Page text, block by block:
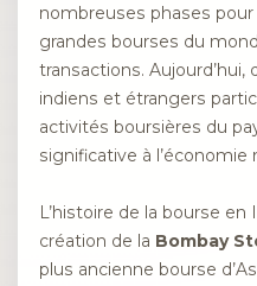
nombreuses phases pour
grandes bourses du
transactions. Aujourd’hui,
indiens et étrangers
activités boursières du
significative à l’économie
L’histoire de la bourse
création de la Bombay
plus ancienne bourse